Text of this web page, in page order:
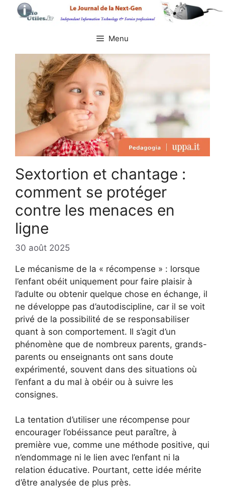
Aller
Menu
Sextortion et chantage :
comment se protéger
contre les menaces en
ligne
30 août 2025
Le mécanisme de la « récompense » : lorsque
l’enfant obéit uniquement pour faire plaisir à
l’adulte ou obtenir quelque chose en échange, il
ne développe pas d’autodiscipline, car il se voit
privé de la possibilité de se responsabiliser
quant à son comportement. Il s’agit d’un
phénomène que de nombreux parents, grands-
parents ou enseignants ont sans doute
expérimenté, souvent dans des situations où
l’enfant a du mal à obéir ou à suivre les
consignes.
La tentation d’utiliser une récompense pour
encourager l’obéissance peut paraître, à
première vue, comme une méthode positive, qui
n’endommage ni le lien avec l’enfant ni la
relation éducative. Pourtant, cette idée mérite
d’être analysée de plus près.